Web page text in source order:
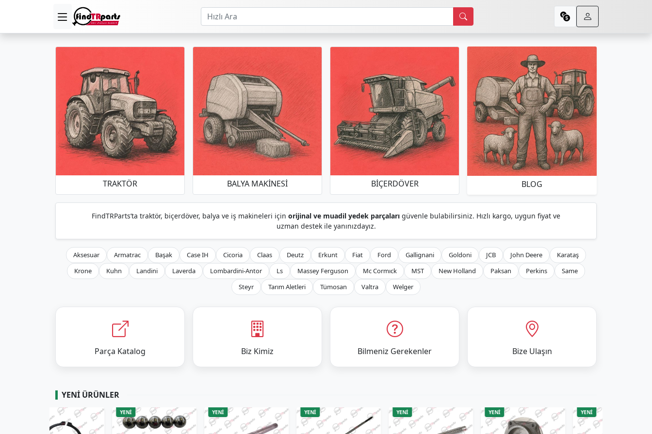
TRAKTÖR BALYA MAKINESI BIÇERDÖVER BLOG
FindTRParts’ta traktör, biçerdöver, balya ve iş makineleri için orijinal ve muadil yedek parçaları güvenle bulabilirsiniz. Hızlı kargo, uygun fiyat ve
uzman destek ile yanınızdayız.
Aksesuar Armatrac Başak Case IH Cicoria Claas Deutz Erkunt Fiat Ford Gallignani Goldoni JCB John Deere
Karataş
Krone
Kuhn Landini Laverda Lombardini-Antor Ls Massey Ferguson Mc Cormıck MST New Holland Paksan Perkins
Same
Steyr
Tarım Aletleri Tümosan Valtra Welger
Parça Katalog Biz Kimiz Bilmeniz Gerekenler Bize Ulaşın
YENI ÜRÜNLER
YENİ YENİ YENİ YENİ YENİ YENİ